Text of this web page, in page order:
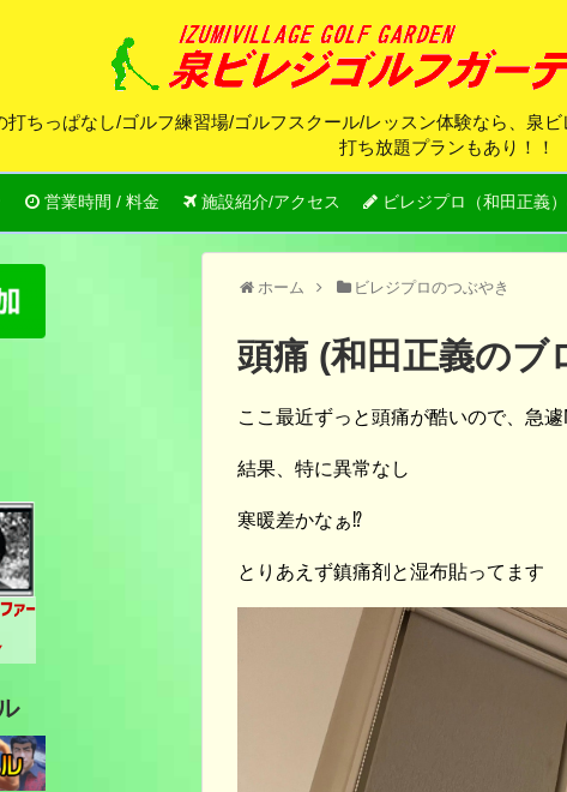
打ちっぱなし/ゴルフ練習場/ゴルフスクール/レッスン体験なら、泉
打ち放題プランもあり！！
営業時間 / 料金 施設紹介/アクセス ビレジプロ（和田正義
ホーム ビレジプロのつぶやき
頭痛 (和田正義のブ
ここ最近ずっと頭痛が酷いので、急
結果、特に異常なし
寒暖差かなぁ⁉︎
とりあえず鎮痛剤と湿布貼ってます